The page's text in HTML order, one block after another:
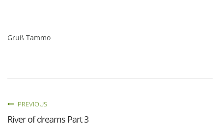
Gruß Tammo
PREVIOUS
River of dreams Part 3